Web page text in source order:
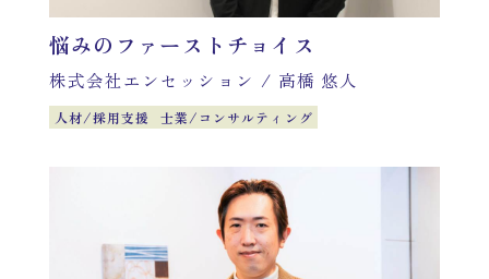
悩みのファーストチョイス
株式会社エンセッション / 高橋 悠人
人材/採用支援 士業/コンサルティング